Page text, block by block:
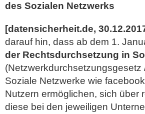
des Sozialen Netzwerks
[datensicherheit.de,
darauf hin, dass ab dem 1.
der Rechtsdurchsetzung in
Soziale Netzwerke wie
Nutzern ermöglichen, sich über
diese bei den jeweiligen